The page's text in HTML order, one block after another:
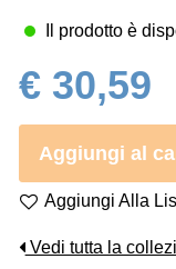
Il prodotto è
€ 30,59
Aggiungi al
Aggiungi Alla
Vedi tutta la